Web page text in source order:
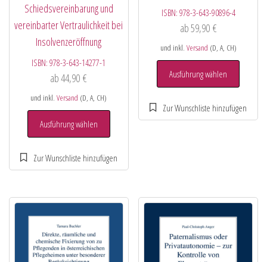
Schiedsvereinbarung und
vereinbarter Vertraulichkeit bei
Insolvenzeröffnung
ISBN:978-3-643-14277-1
ab44,90€
und inkl.Versand (D, A, CH)
Ausführung wählen
ISBN: 978-3-643-90896-4
ab59,90 €
und inkl. Versand (D, A, CH)
Ausführung wählen